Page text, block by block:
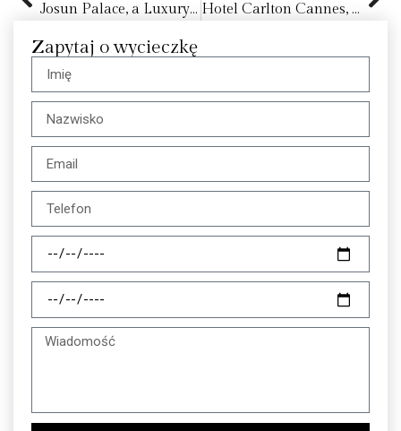
Josun Palace, a Luxury Collection Hotel, Seoul Gangnam
Hotel Carlton Cannes, Lazurowe Wybrzeże
Zapytaj o wycieczkę